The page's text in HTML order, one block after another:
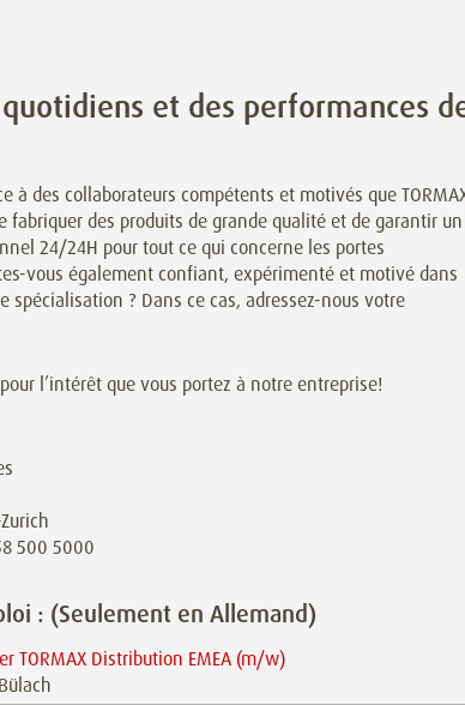
et des performances
à des collaborateurs compétents et motivés que
fabriquer des produits de grande qualité et de garantir un
24/24H pour tout ce qui concerne les portes
vous également confiant, expérimenté et motivé dans
spécialisation ? Dans ce cas, adressez-nous votre
l’intérêt que vous portez à notre entreprise!
500 5000
: (Seulement en Allemand)
TORMAX Distribution EMEA (m/w)